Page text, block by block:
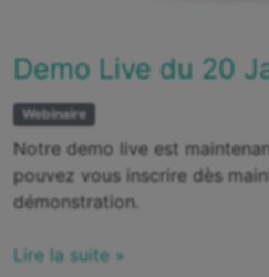
Demo Live du 20
Webinaire
Notre demo live est
pouvez vous inscrire dès
démonstration.
Lire la suite »